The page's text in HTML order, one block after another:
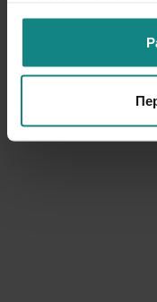
ползването от